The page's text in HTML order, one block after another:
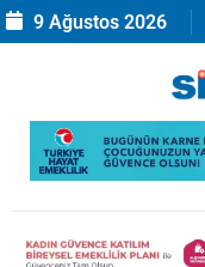
9 Ağustos 2026